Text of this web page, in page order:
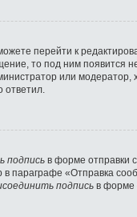
перейти к
то под ним появится
или модератор,
ответил.
подпись в форме отправки
параграфе «Отправка
подпись в форме